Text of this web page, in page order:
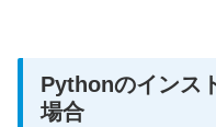
Pythonのインス
場合